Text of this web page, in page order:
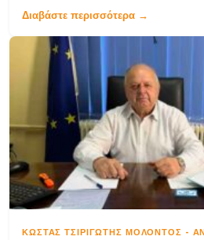
Διαβάστε περισσότερα →
ΚΏΣΤΑΣ ΤΣΙΡΙΓΏΤΗΣ ΜΟΛΟΝΤΌΣ -